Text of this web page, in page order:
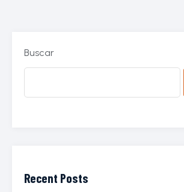
Buscar
Recent Posts